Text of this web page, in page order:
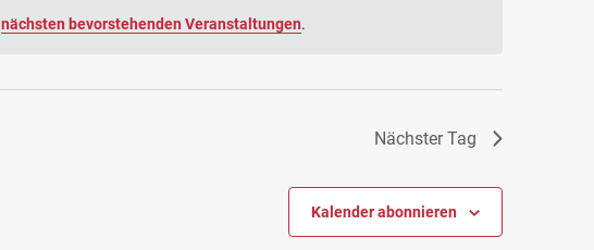
nächsten bevorstehenden Veranstaltungen.
Nächster Tag
Kalender abonnieren